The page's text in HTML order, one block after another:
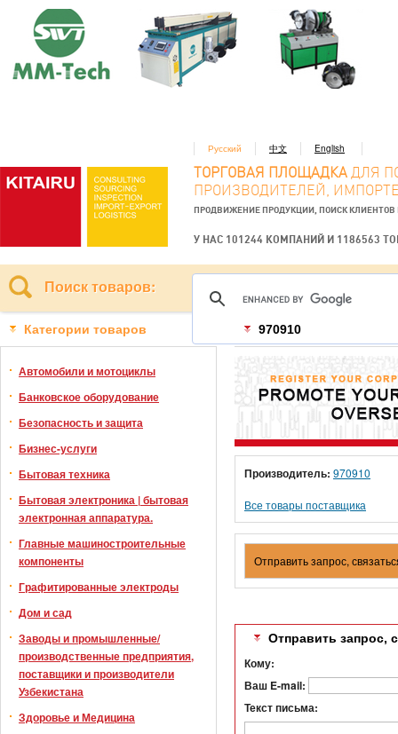
Русский 中文 English
ТОРГОВАЯ ПЛОЩАДКА ДЛЯ
ПРОИЗВОДИТЕЛЕЙ,
ПРОДВИЖЕНИЕ ПРОДУКЦИИ, ПОИСК КЛИЕНТОВ
У НАС 101244 КОМПАНИЙ И 1186563
Поиск товаров:
Категории товаров
Автомобили и мотоциклы
Банковское оборудование
Безопасность и защита
Бизнес-услуги
Бытовая техника
Бытовая электроника | бытовая
электронная аппаратура.
Главные машиностроительные
компоненты
Графитированные электроды
Дом и сад
Заводы и промышленные/
производственные предприятия,
поставщики и производители
Узбекистана
Здоровье и Медицина
970910
Производитель: 970910
Все товары поставщика
Отправить запрос,
Отправить запрос,
Кому:
Ваш E-mail:
Текст письма: